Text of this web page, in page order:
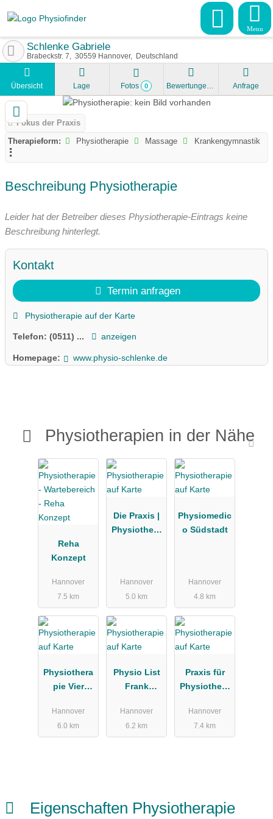
Menu
Schlenke Gabriele
Brabeckstr. 7 30559 Hannover Deutschland
Übersicht Lage Fotos 0 Bewertungen Anfrage
Fokus der Praxis
Therapieform:
Physiotherapie Massage Krankengymnastik
Beschreibung Physiotherapie
Leider hat der Betreiber dieses Physiotherapie-Eintrags keine
Beschreibung hinterlegt.
Kontakt
Termin anfragen
Physiotherapie auf der Karte
Telefon: (0511) ... anzeigen
Homepage: www.physio-schlenke.de
Physiotherapien in der Nähe
Reha
Konzept
Hannover
7.5 km
Die Praxis |
Physiothera
Mendelssoh
nstrasse
Hannover
5.0 km
Physiomedic
o Südstadt
Hannover
4.8 km
Physiothera
pie Vier
Hannover
6.0 km
Physio List
Frank
Physiothera
pie und
Hannover
6.2 km
Praxis für
Physiothera
Daniel Luu
Hannover
7.4 km
Eigenschaften Physiotherapie